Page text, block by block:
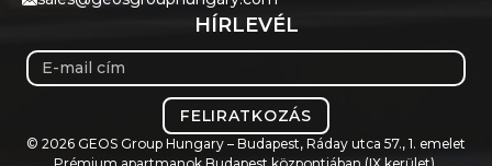
HÍRLEVÉL
FELIRATKOZÁS
© 2026 GEOS Group Hungary – Budapest, Ráday utca 57., 1. emelet